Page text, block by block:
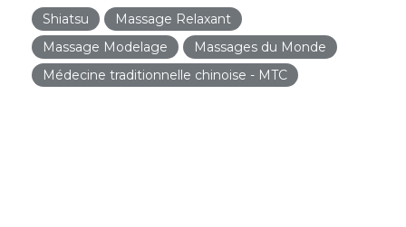
Shiatsu
Massage Relaxant
Massage Modelage
Massages du Monde
Médecine traditionnelle chinoise - MTC